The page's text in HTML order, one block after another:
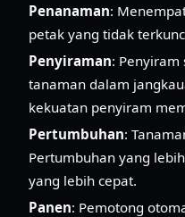
Penanaman:
petak yang tidak
Penyiraman:
tanaman dalam
kekuatan penyiram
Pertumbuhan:
Pertumbuhan yang
yang lebih cepat.
Panen: Pemotong